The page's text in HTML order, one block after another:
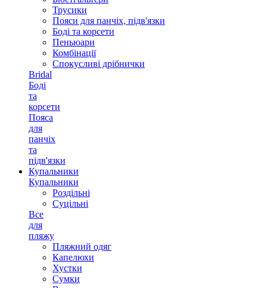
Трусики
Пояси для панчіх, підв'язки
Боді та корсети
Пеньюари
Комбінації
Спокусливі дрібнички
Bridal
Боді
та
корсети
Пояса
для
панчіх
та
підв'язки
Купальники
Купальники
Роздільні
Суцільні
Все
для
пляжу
Пляжний одяг
Капелюхи
Хустки
Сумки